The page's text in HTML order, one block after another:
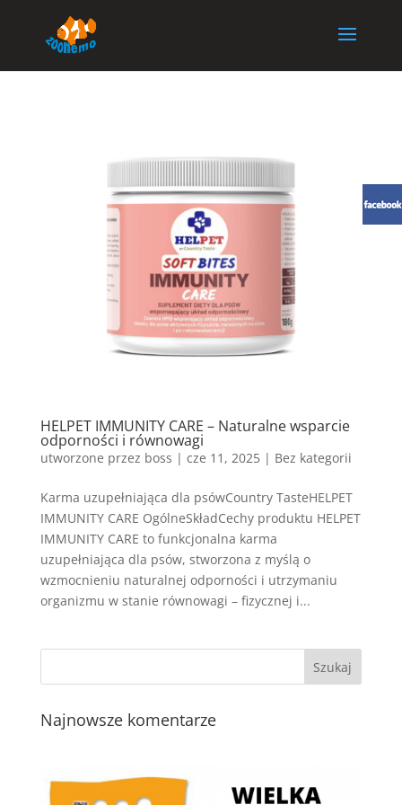
HELPET IMMUNITY CARE – Naturalne wsparcie
odporności i równowagi
utworzone przez boss | cze 11, 2025| Bez kategorii
Karma uzupełniająca dla psówCountry TasteHELPET
IMMUNITY CARE OgólneSkładCechy produktu HELPET
IMMUNITY CARE to funkcjonalna karma
uzupełniająca dla psów, stworzona z myślą o
wzmocnieniu naturalnej odporności i utrzymaniu
organizmu w stanie równowagi – fizycznej i...
Najnowsze komentarze